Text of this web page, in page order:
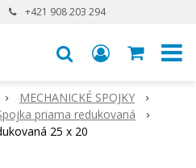
+421 908 203 294
MECHANICKÉ SPOJKY
priama redukovaná
25 x 20